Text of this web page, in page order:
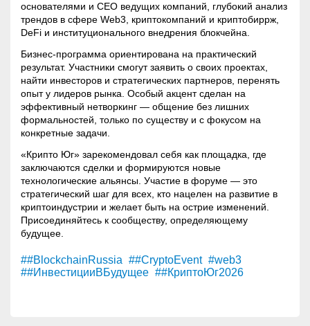
основателями и CEO ведущих компаний, глубокий анализ
трендов в сфере Web3 , криптокомпаний и криптобиррж,
DeFi и институционального внедрения блокчейна.
Бизнес-программа ориентирована на практический
результат. Участники смогут заявить о своих проектах,
найти инвесторов и стратегических партнеров, перенять
опыт у лидеров рынка. Особый акцент сделан на
эффективный нетворкинг — общение без лишних
формальностей, только по существу и с фокусом на
конкретные задачи.
«Крипто Юг» зарекомендовал себя как площадка, где
заключаются сделки и формируются новые
технологические альянсы. Участие в форуме — это
стратегический шаг для всех, кто нацелен на развитие в
криптоиндустрии и желает быть на острие изменений.
Присоединяйтесь к сообществу, определяющему
будущее.
##BlockchainRussia ##CryptoEvent #web3
##ИнвестицииВБудущее ##КриптоЮг2026